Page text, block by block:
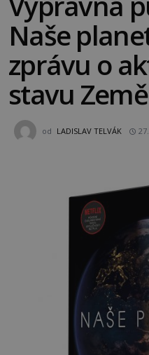
Naše
zprávu o
stavu Země
od LADISLAV TELVÁK